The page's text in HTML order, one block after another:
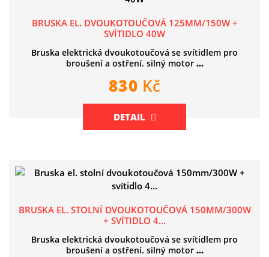
BRUSKA EL. DVOUKOTOUČOVÁ 125MM/150W +
SVÍTIDLO 40W
Bruska elektrická dvoukotoučová se svítidlem pro
broušení a ostření. silný motor ...
830 Kč
DETAIL
BRUSKA EL. STOLNÍ DVOUKOTOUČOVÁ 150MM/300W
+ SVÍTIDLO 4...
Bruska elektrická dvoukotoučová se svítidlem pro
broušení a ostření. silný motor ...